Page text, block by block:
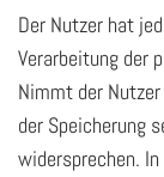
Der Nutzer hat
Verarbeitung der
Nimmt der
der Speicherung
widersprechen.